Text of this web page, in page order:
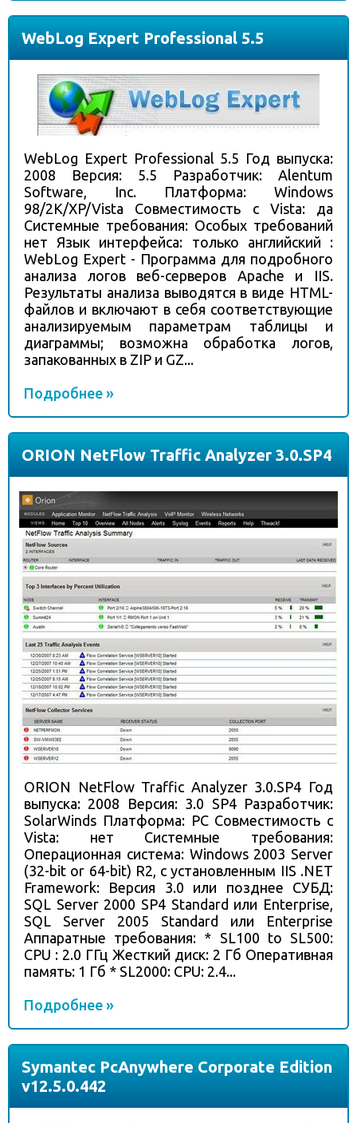
WebLog Expert Professional 5.5
WebLog Expert Professional 5.5 Год выпуска:
2008 Версия: 5.5 Разработчик: Alentum
Software, Inc. Платформа: Windows
98/2K/XP/Vista Совместимость с Vista: да
Системные требования: Особых требований
нет Язык интерфейса: только английский :
WebLog Expert - Программа для подробного
анализа логов веб-серверов Apache и IIS.
Результаты анализа выводятся в виде HTML-
файлов и включают в себя соответствующие
анализируемым параметрам таблицы и
диаграммы; возможна обработка логов,
запакованных в ZIP и GZ...
Подробнее »
ORION NetFlow Traffic Analyzer 3.0.SP4
ORION NetFlow Traffic Analyzer 3.0.SP4 Год
выпуска: 2008 Версия: 3.0 SP4 Разработчик:
SolarWinds Платформа: PC Совместимость с
Vista: нет Системные требования:
Операционная система: Windows 2003 Server
(32-bit or 64-bit) R2, с установленным IIS .NET
Framework: Версия 3.0 или позднее СУБД:
SQL Server 2000 SP4 Standard или Enterprise,
SQL Server 2005 Standard или Enterprise
Аппаратные требования: * SL100 to SL500:
CPU : 2.0 ГГц Жесткий диск: 2 Гб Оперативная
память: 1 Гб * SL2000: CPU: 2.4...
Подробнее »
Symantec PcAnywhere Corporate Edition
v12.5.0.442